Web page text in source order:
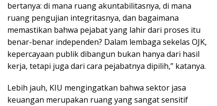
bertanya: di mana ruang akuntabilitasnya, di mana
ruang pengujian integritasnya, dan bagaimana
memastikan bahwa pejabat yang lahir dari proses itu
benar-benar independen? Dalam lembaga sekelas OJK,
kepercayaan publik dibangun bukan hanya dari hasil
kerja, tetapi juga dari cara pejabatnya dipilih,” katanya.
Lebih jauh, KIU mengingatkan bahwa sektor jasa
keuangan merupakan ruang yang sangat sensitif